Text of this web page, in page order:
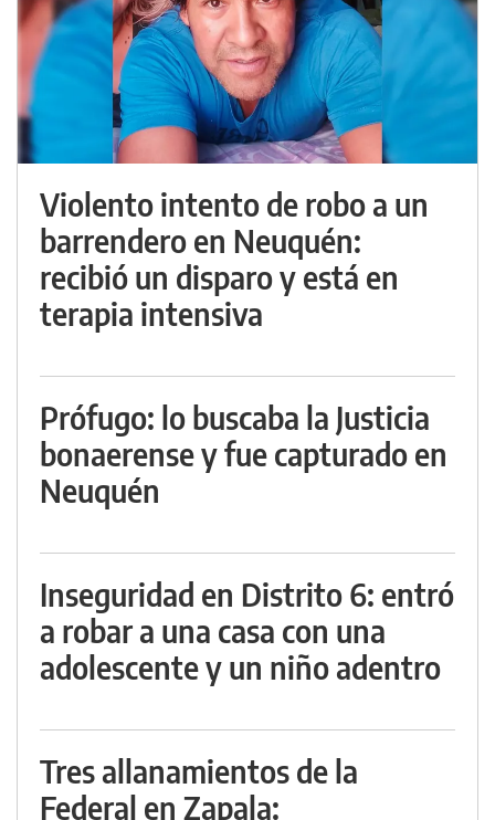
Violento intento de robo a un
barrendero en Neuquén:
recibió un disparo y está en
terapia intensiva
Prófugo: lo buscaba la Justicia
bonaerense y fue capturado en
Neuquén
Inseguridad en Distrito 6: entró
a robar a una casa con una
adolescente y un niño adentro
Tres allanamientos de la
Federal en Zapala: